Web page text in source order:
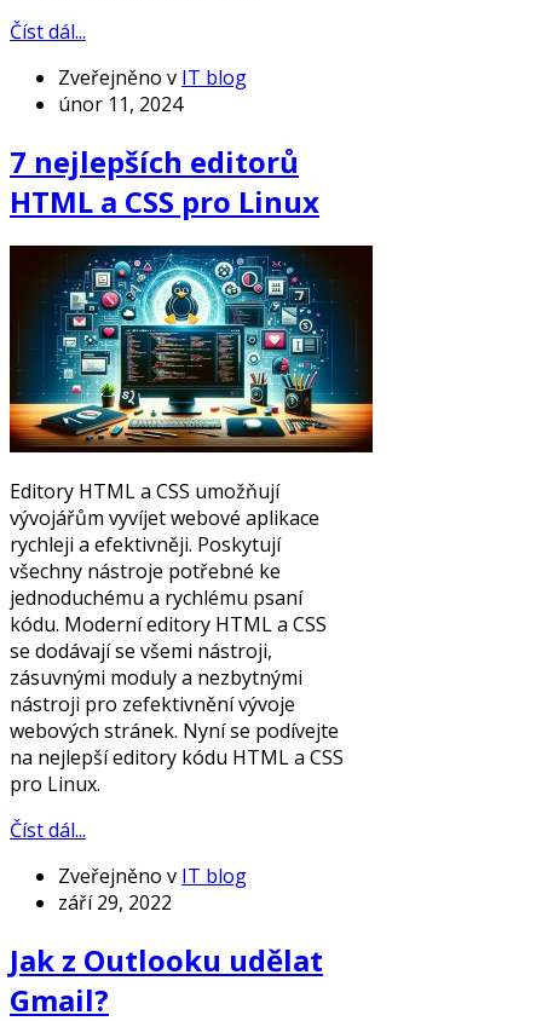
Číst dál...
Zveřejněno v IT blog
únor 11, 2024
7 nejlepších editorů
HTML a CSS pro Linux
Editory HTML a CSS umožňují
vývojářům vyvíjet webové aplikace
rychleji a efektivněji. Poskytují
všechny nástroje potřebné ke
jednoduchému a rychlému psaní
kódu. Moderní editory HTML a CSS
se dodávají se všemi nástroji,
zásuvnými moduly a nezbytnými
nástroji pro zefektivnění vývoje
webových stránek. Nyní se podívejte
na nejlepší editory kódu HTML a CSS
pro Linux.
Číst dál...
Zveřejněno v IT blog
září 29, 2022
Jak z Outlooku udělat
Gmail?